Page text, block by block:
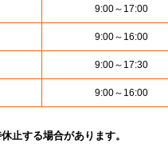
9:00～17:00
9:00～16:00
9:00～17:30
9:00～16:00
止する場合があります。